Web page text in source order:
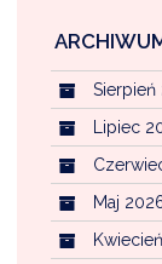
Sierpień
Lipiec
Maj